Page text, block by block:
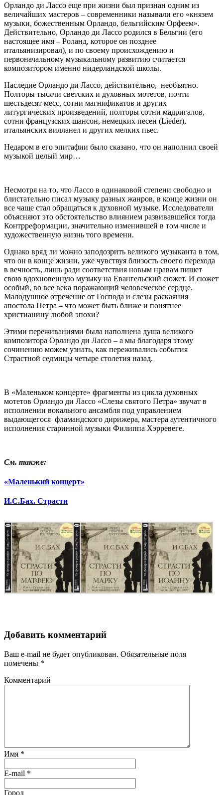
Орландо ди Лассо еще при жизни был признан одним из
величайших мастеров – современники называли его «князем
музыки, божественным Орландо, бельгийским Орфеем».
Действительно, Орландо ди Лассо родился в Бельгии (его
настоящее имя – Роланд, которое он позднее
итальянизировал), и по своему происхождению и
первоначальному музыкальному развитию считается
композитором именно нидерландской школы.
Наследие Орландо ди Лассо, действительно, необъятно.
Полторы тысячи светских и духовных мотетов, почти
шестьдесят месс, сотни магнификатов и других
литургических произведений, полторы сотни мадригалов,
сотни французских шансон, немецких песен (Lieder),
итальянских вилланел и других мелких пьес.
Недаром в его эпитафии было сказано, что он наполнил своей
музыкой целый мир…
Несмотря на то, что Лассо в одинаковой степени свободно и
блистательно писал музыку разных жанров, в конце жизни он
все чаще стал обращаться к духовной музыке. Исследователи
объясняют это обстоятельство влиянием развивавшейся тогда
Контрреформации, значительно изменившей в том числе и
художественную жизнь того времени.
Однако вряд ли можно заподозрить великого музыканта в том,
что он в конце жизни, уже чувствуя близость своего перехода
в вечность, лишь ради соответствия новым нравам пишет
свою вдохновенную музыку на Евангельский сюжет. И сюжет
особый, во все века поражающий человеческое сердце.
Малодушное отречение от Господа и слезы раскаяния
апостола Петра – что может быть ближе и понятнее
христианину любой эпохи?
Этими переживаниями была наполнена душа великого
композитора Орландо ди Лассо – а мы благодаря этому
сочинению можем узнать, как переживались события
Страстной седмицы четыре столетия назад.
В «Маленьком концерте» фрагменты из цикла духовных
мотетов Орландо ди Лассо «Слезы святого Петра» звучат в
исполнении вокального ансамбля под управлением
выдающегося фламандского дирижера, мастера аутентичного
исполнения старинной музыки Филиппа Хэрревеге.
См. также:
«Маленький концерт»
И.С.Бах. Страсти
Добавить комментарий
Ваш e-mail не будет опубликован. Обязательные поля
помечены *
Комментарий
Имя *
E-mail *
Город